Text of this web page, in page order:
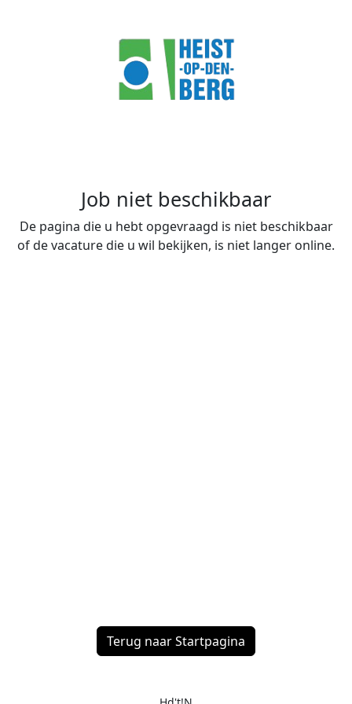
Job niet beschikbaar
De pagina die u hebt opgevraagd is niet beschikbaar
of de vacature die u wil bekijken, is niet langer online.
Terug naar Startpagina